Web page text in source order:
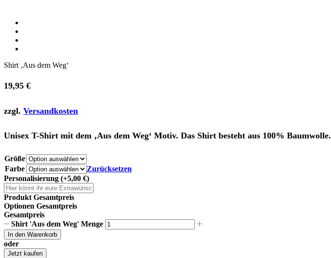
Shirt ‚Aus dem Weg‘
19,95 €
zzgl. Versandkosten
Unisex T-Shirt mit dem ‚Aus dem Weg‘ Motiv. Das Shirt besteht aus 100% Baumwolle.
Größe
Farbe
Zurücksetzen
Personalisierung (+5,00 €)
Produkt Gesamtpreis
Optionen Gesamtpreis
Gesamtpreis
Shirt 'Aus dem Weg' Menge
In den Warenkorb
oder
Jetzt kaufen